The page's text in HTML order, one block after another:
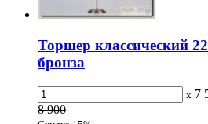
Торшер классический
бронза
x 7
8 900